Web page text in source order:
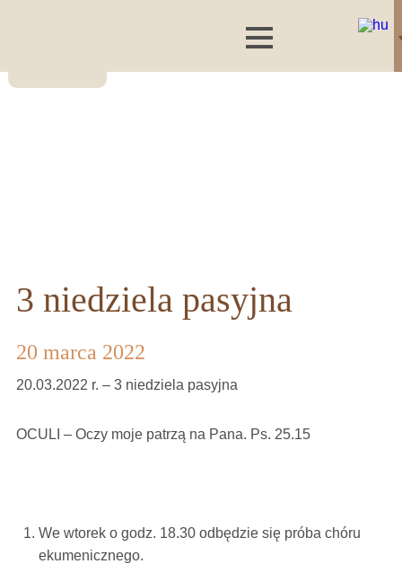
3 niedziela pasyjna
20 marca 2022
20.03.2022 r. – 3 niedziela pasyjna
OCULI – Oczy moje patrzą na Pana. Ps. 25.15
We wtorek o godz. 18.30 odbędzie się próba chóru
ekumenicznego.